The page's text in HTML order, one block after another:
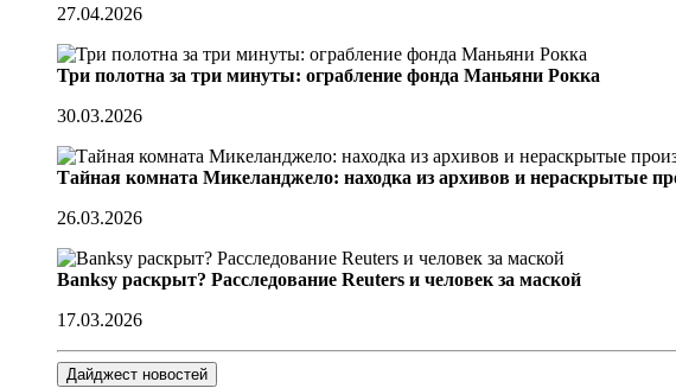
27.04.2026
Три полотна за три минуты: ограбление фонда Маньяни Рокка
30.03.2026
Тайная комната Микеланджело: находка из архивов и нераскрытые
26.03.2026
Banksy раскрыт? Расследование Reuters и человек за маской
17.03.2026
Дайджест новостей